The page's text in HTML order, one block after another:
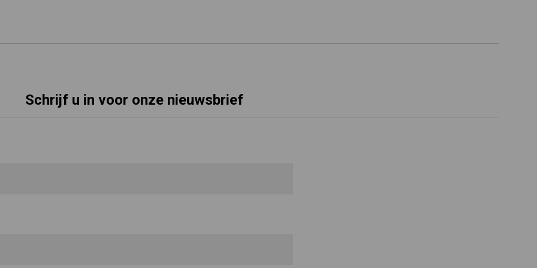
Schrijf u in voor onze nieuwsbrief